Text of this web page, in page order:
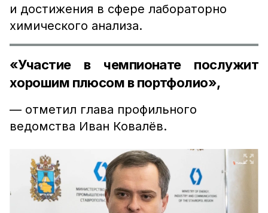
и достижения в сфере лабораторно
химического анализа.
«Участие в чемпионате послужит
хорошим плюсом в портфолио»,
— отметил глава профильного
ведомства Иван Ковалёв.